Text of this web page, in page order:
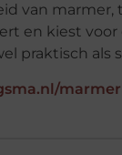
van marmer,
en kiest voor
praktisch als